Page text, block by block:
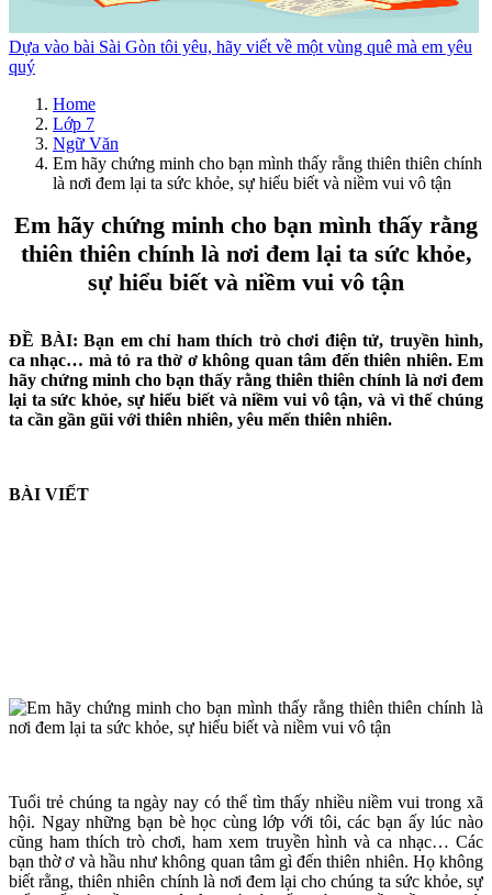
Dựa vào bài Sài Gòn tôi yêu, hãy viết về một vùng quê mà em yêu
quý
Home
Lớp 7
Ngữ Văn
Em hãy chứng minh cho bạn mình thấy rằng thiên thiên chính
là nơi đem lại ta sức khỏe, sự hiểu biết và niềm vui vô tận
Em hãy chứng minh cho bạn mình thấy rằng
thiên thiên chính là nơi đem lại ta sức khỏe,
sự hiểu biết và niềm vui vô tận
ĐỀ BÀI: Bạn em chỉ ham thích trò chơi điện tử, truyền hình,
ca nhạc… mà tỏ ra thờ ơ không quan tâm đến thiên nhiên. Em
hãy chứng minh cho bạn thấy rằng thiên thiên chính là nơi đem
lại ta sức khỏe, sự hiểu biết và niềm vui vô tận, và vì thế chúng
ta cần gần gũi với thiên nhiên, yêu mến thiên nhiên.
BÀI VIẾT
Tuổi trẻ chúng ta ngày nay có thể tìm thấy nhiều niềm vui trong xã
hội. Ngay những bạn bè học cùng lớp với tôi, các bạn ấy lúc nào
cũng ham thích trò chơi, ham xem truyền hình và ca nhạc… Các
bạn thờ ơ và hầu như không quan tâm gì đến thiên nhiên. Họ không
biết rằng, thiên nhiên chính là nơi đem lại cho chúng ta sức khỏe, sự